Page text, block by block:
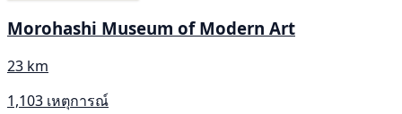
Morohashi Museum of Modern Art
23 km
1,103 เหตุการณ์